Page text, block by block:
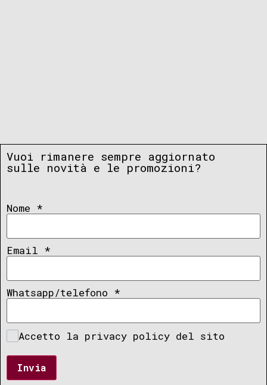
Vuoi rimanere sempre aggiornato
sulle novità e le promozioni?
Nome *
Email *
Whatsapp/telefono *
Accetto la privacy policy del sito
Invia